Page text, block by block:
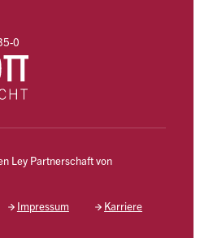
0
Ley Partnerschaft von
Impressum Karriere